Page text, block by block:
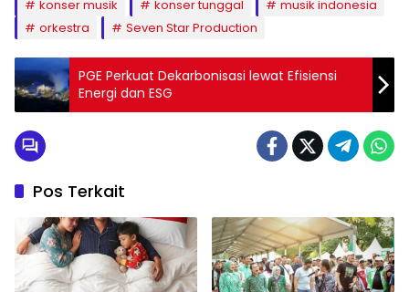
konser musik konser tunggal
musik indonesia
orkestra
Seven Star Production
PGE Perkuat Dekarbonisasi lewat Efisiensi
Energi dan ESG
Pos Terkait